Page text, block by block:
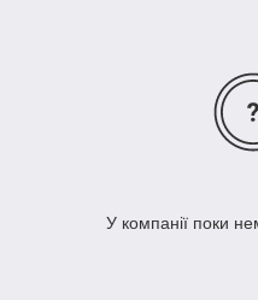
У компанії поки